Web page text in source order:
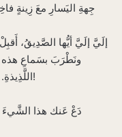
جِهةِ اليَسارِ معَ زِينةٍ
إلَيَّ إلَيَّ أيُّها الصَّدِيقُ،
ونَطْرَبَ بسَماعِ هذه
اللَّذِيذةِ. ولكِن يا هذا.. ما هذه التَّمتَمةُ الَّتي تُرَدِّدُها؟!
دَعْ عَنك هذا الشَّيءَ